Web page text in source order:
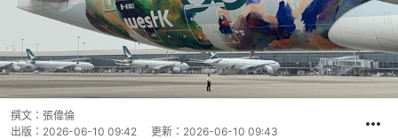
撰文： 張偉倫
出版： 2026-06-10 09:42 更新： 2026-06-10 09:43